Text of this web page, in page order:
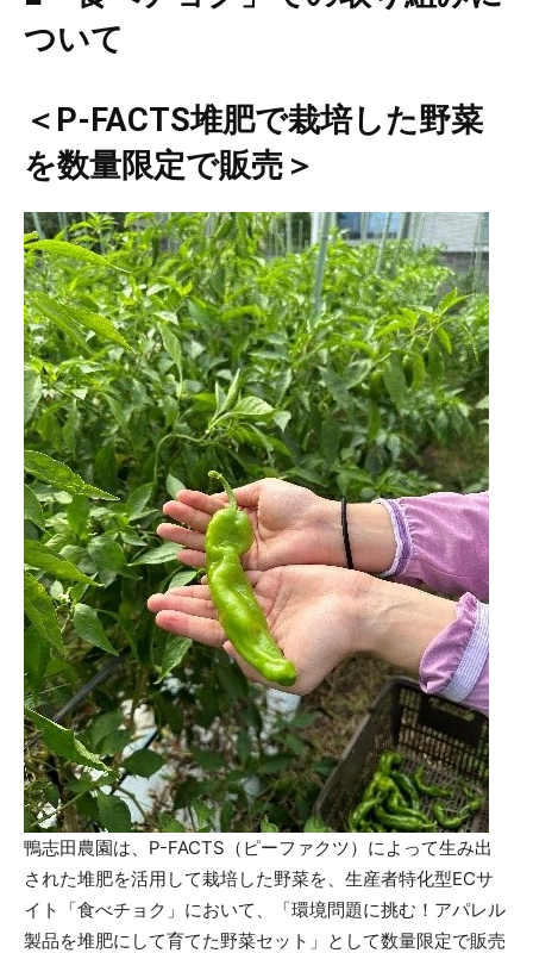
ついて
＜P-FACTS堆肥で栽培した野菜
を数量限定で販売＞
鴨志田農園は、P-FACTS（ピーファクツ）によって生み出
された堆肥を活用して栽培した野菜を、生産者特化型ECサ
イト「食べチョク」において、「環境問題に挑む！アパレル
製品を堆肥にして育てた野菜セット」として数量限定で販売